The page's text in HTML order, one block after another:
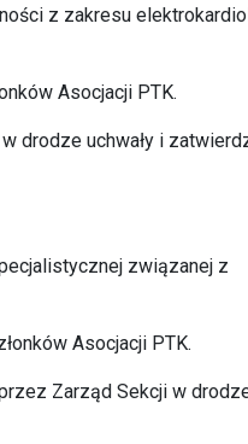
z zakresu
Asocjacji PTK.
drodze uchwały i
związanej z
Asocjacji PTK.
Zarząd Sekcji w